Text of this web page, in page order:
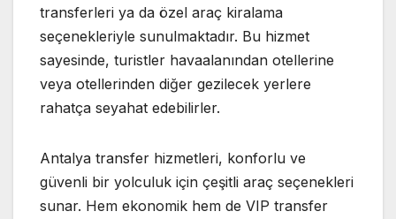
transferleri ya da özel araç kiralama
seçenekleriyle sunulmaktadır. Bu hizmet
sayesinde, turistler havaalanından otellerine
veya otellerinden diğer gezilecek yerlere
rahatça seyahat edebilirler.
Antalya transfer hizmetleri, konforlu ve
güvenli bir yolculuk için çeşitli araç seçenekleri
sunar. Hem ekonomik hem de VIP transfer